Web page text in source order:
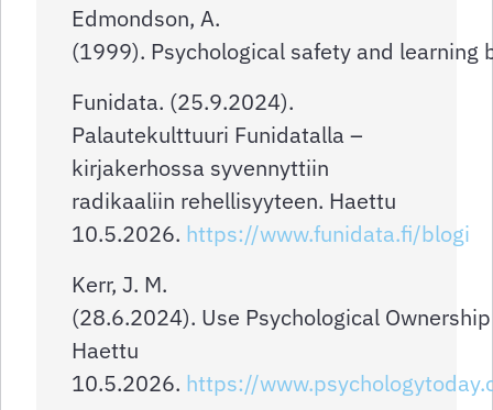
Edmondson, A.
(1999). Psychological safety and
Funidata. (25.9.2024).
Palautekulttuuri Funidatalla –
kirjakerhossa syvennyttiin
radikaaliin rehellisyyteen. Haettu
10.5.2026. https://www.funidata.fi/blogi
Kerr, J. M.
(28.6.2024). Use Psychological
Haettu
10.5.2026. https://